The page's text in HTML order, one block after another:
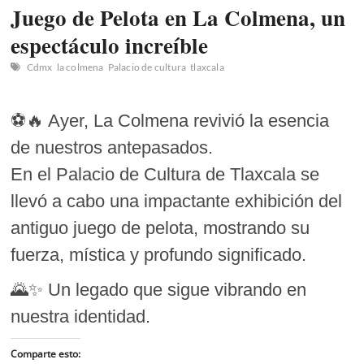
Juego de Pelota en La Colmena, un
espectáculo increíble
Cdmx la colmena Palacio de cultura tlaxcala
⚽🔥 Ayer, La Colmena revivió la esencia
de nuestros antepasados.
En el Palacio de Cultura de Tlaxcala se
llevó a cabo una impactante exhibición del
antiguo juego de pelota, mostrando su
fuerza, mística y profundo significado.
🌄✨ Un legado que sigue vibrando en
nuestra identidad.
Comparte esto: